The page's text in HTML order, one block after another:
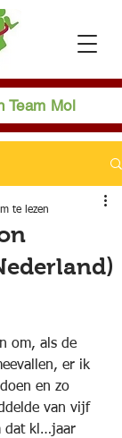
Team Mol
te lezen
om, als de
er ik
en zo
van vijf
dat kl…jaar